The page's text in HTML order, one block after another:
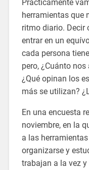
Prácticamente
herramientas que
ritmo diario. Decir
entrar en un
cada persona
pero, ¿Cuánto
¿Qué opinan los
más se utilizan?
En una encuesta
noviembre, en la
a las
organizarse y
trabajan a la vez